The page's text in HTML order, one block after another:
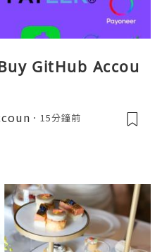
GitHub Accou
15分鐘前